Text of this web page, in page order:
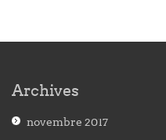
Archives
novembre 2017